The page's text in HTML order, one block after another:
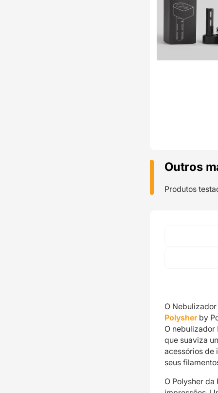
Outros
Produtos
O
Polysher by
O nebulizador
que suaviza
acessórios de
seus
O Polysher